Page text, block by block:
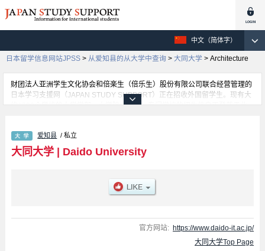
中文（简体字）
日本留学信息网站JPSS > 从爱知县的从大学中查询 > 大同大学 > Architecture
财团法人亚洲学生文化协会和倍楽生（倍乐生）股份有限公司联合经营管理的
日本学习支援网（JAPAN STUDY SUPPORT）正在招收外国留学生。现有大
约1300个学校的大学学部、大学院、短大、专门学校的招生信息正登载于此
部、建築 学部等各学部的不同信息。招收名额、合格人数等考试信息，以及设
施介绍、联系方式等外国留学生必要的信息都登载于此，请务必查阅和利用此
网。
爱知县 / 私立
大同大学| Daido University
官方网站: https://www.daido-it.ac.jp/
大同大学Top Page